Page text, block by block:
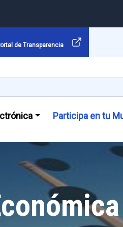
de Transparencia
Participa en tu